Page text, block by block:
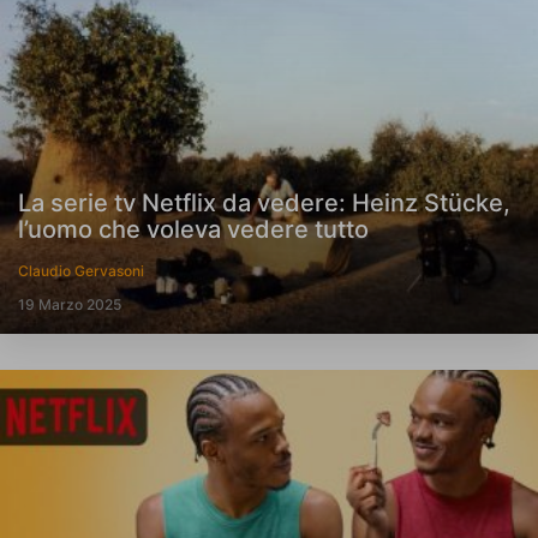
La serie tv Netflix da vedere: Heinz Stücke,
l’uomo che voleva vedere tutto
Claudio Gervasoni
19 Marzo 2025